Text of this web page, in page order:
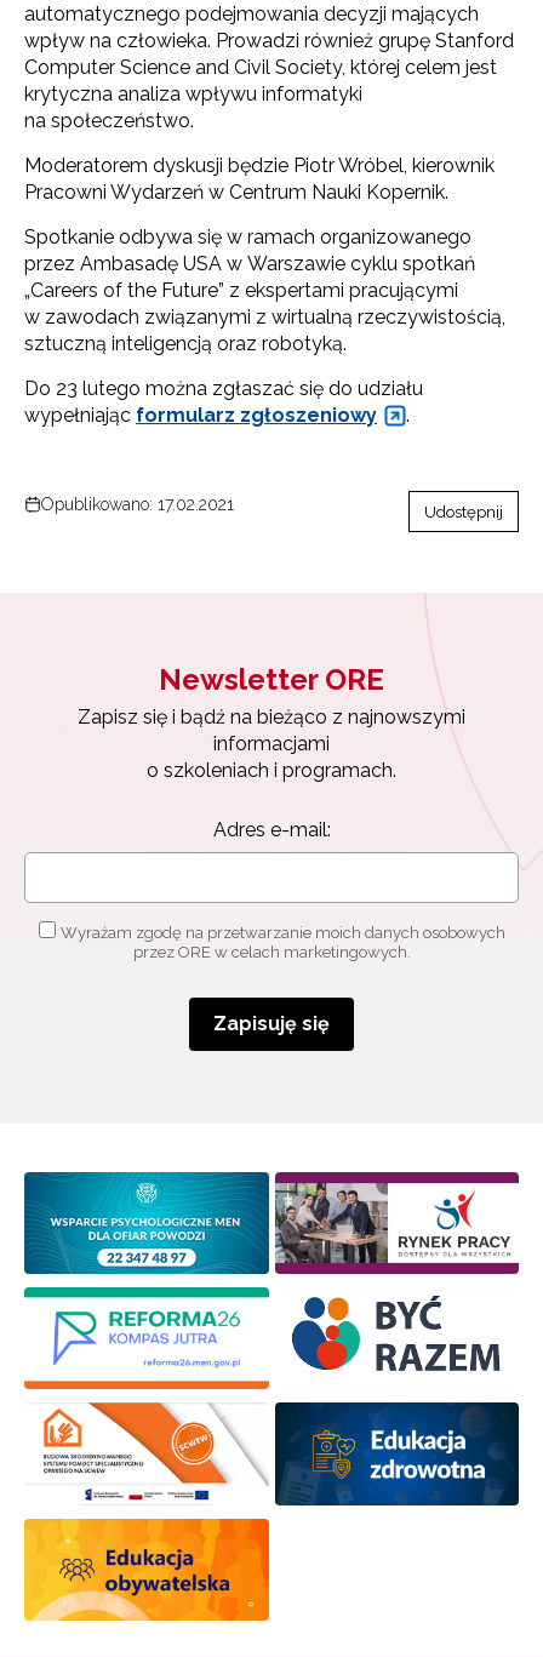
automatycznego podejmowania decyzji mających
wpływ na człowieka. Prowadzi również grupę Stanford
Computer Science and Civil Society, której celem jest
krytyczna analiza wpływu informatyki
na społeczeństwo.
Moderatorem dyskusji będzie Piotr Wróbel, kierownik
Pracowni Wydarzeń w Centrum Nauki Kopernik.
Spotkanie odbywa się w ramach organizowanego
przez Ambasadę USA w Warszawie cyklu spotkań
„Careers of the Future” z ekspertami pracującymi
w zawodach związanymi z wirtualną rzeczywistością,
sztuczną inteligencją oraz robotyką.
Do 23 lutego można zgłaszać się do udziału
wypełniając formularz zgłoszeniowy .
Opublikowano: 17.02.2021 Udostępnij
Newsletter ORE
Zapisz się i bądź na bieżąco z najnowszymi
informacjami
o szkoleniach i programach.
Adres e-mail:
Wyrażam zgodę na przetwarzanie moich danych osobowych
przez ORE w celach marketingowych.
Zapisuję się
Newsletter ORE
o szkoleniach i programach.
Zapisuję się